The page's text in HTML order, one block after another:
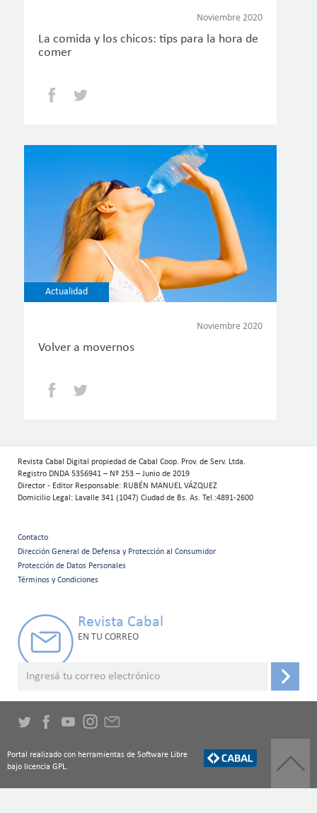
Noviembre 2020
La comida y los chicos: tips para la hora de
comer
Facebook
Actualidad
Noviembre 2020
Volver a movernos
Facebook
Revista Cabal Digital propiedad de Cabal Coop. Prov. de Serv. Ltda.
Registro DNDA 5356941 – Nº 253 – Junio de 2019
Director - Editor Responsable: RUBÉN MANUEL VÁZQUEZ
Domicilio Legal: Lavalle 341 (1047) Ciudad de Bs. As. Tel.:4891-2600
Menú
secundario
Contacto
Dirección General de Defensa y Protección al Consumidor
Protección de Datos Personales
Términos y Condiciones
Revista Cabal
EN TU CORREO
Portal realizado con herramientas de Software Libre
bajo licencia GPL.